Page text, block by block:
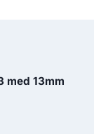
med 13mm